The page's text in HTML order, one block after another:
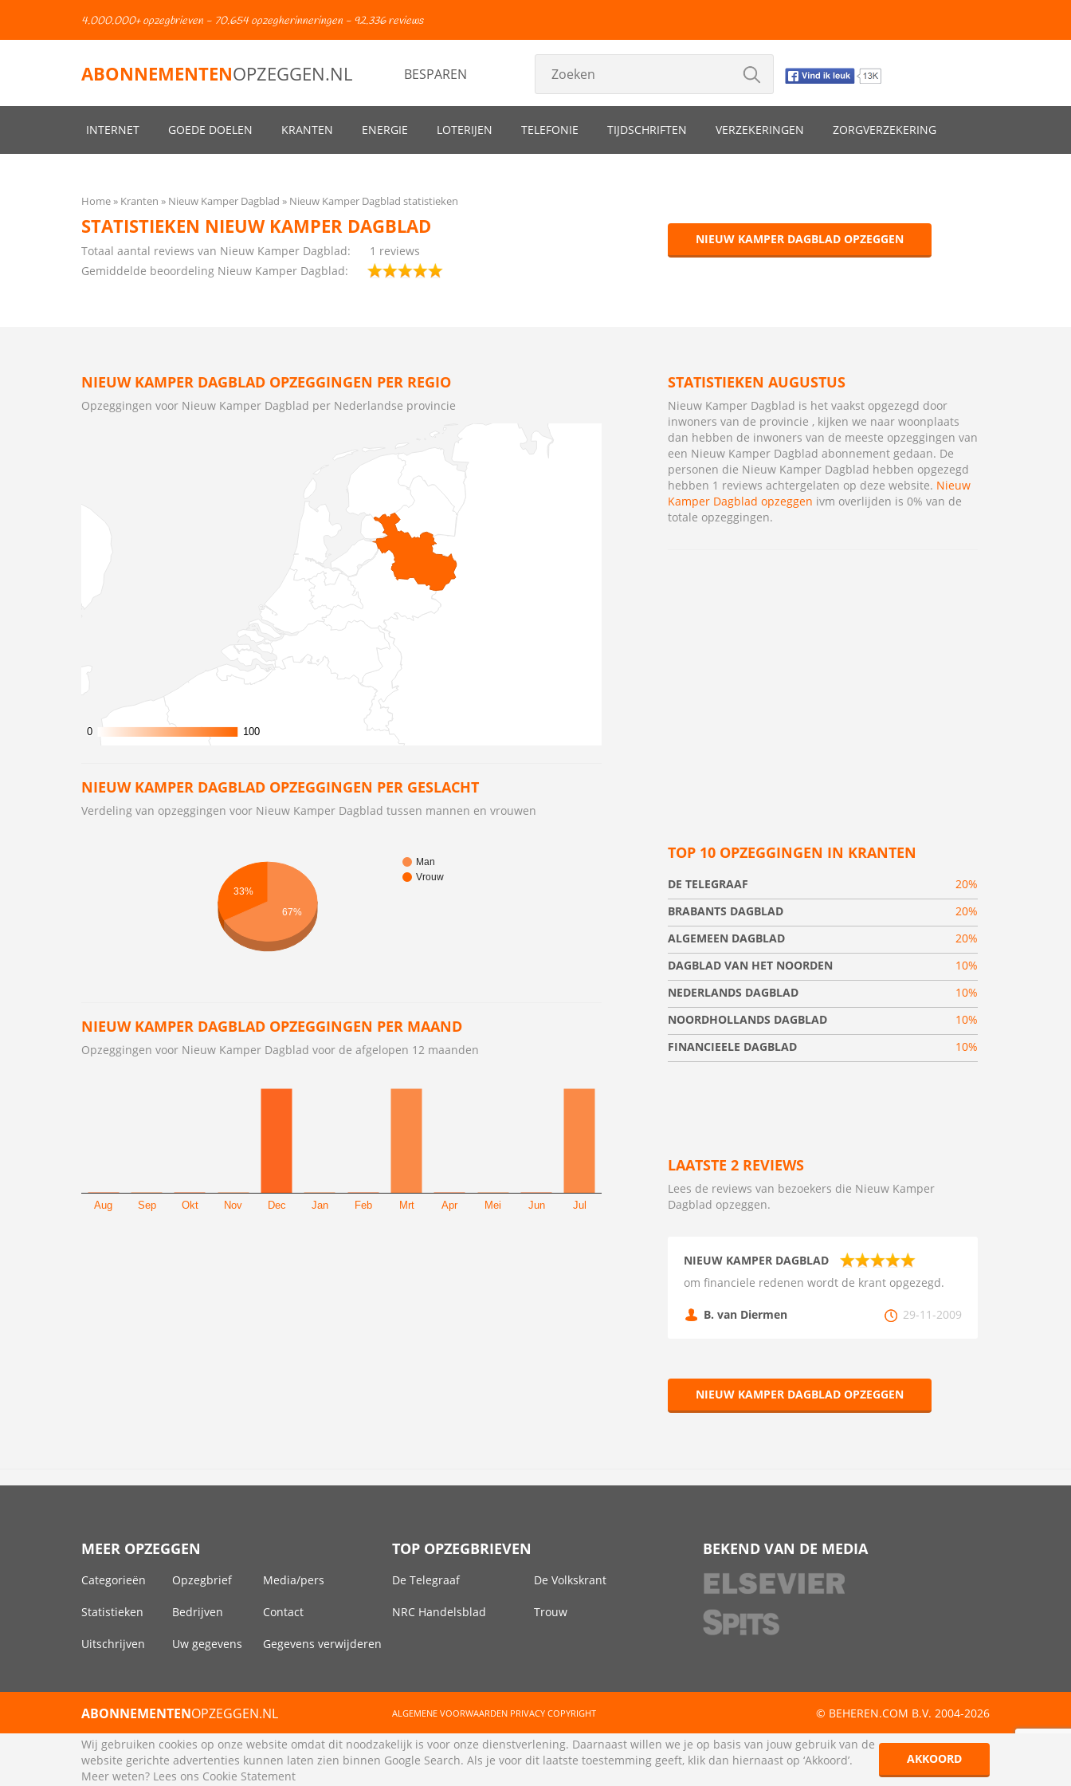
4.000.000+ opzegbrieven - 70.654 opzegherinneringen - 92.336 reviews
ABONNEMENTENOPZEGGEN.NL BESPAREN
INTERNET GOEDE DOELEN KRANTEN ENERGIE LOTERIJEN TELEFONIE TIJDSCHRIFTEN VERZEKERINGEN ZORGVERZEKERING
Home Kranten Nieuw Kamper Dagblad Nieuw Kamper Dagblad statistieken
STATISTIEKEN NIEUW KAMPER DAGBLAD
Totaal aantal reviews van Nieuw Kamper Dagblad:
1 reviews
Gemiddelde beoordeling Nieuw Kamper Dagblad:
NIEUW KAMPER DAGBLAD OPZEGGEN
NIEUW KAMPER DAGBLAD OPZEGGINGEN PER REGIO
Opzeggingen voor Nieuw Kamper Dagblad per Nederlandse provincie
0
0 100
100
NIEUW KAMPER DAGBLAD OPZEGGINGEN PER GESLACHT
Verdeling van opzeggingen voor Nieuw Kamper Dagblad tussen mannen en vrouwen
Man
Vrouw
33%
67%
NIEUW KAMPER DAGBLAD OPZEGGINGEN PER MAAND
Opzeggingen voor Nieuw Kamper Dagblad voor de afgelopen 12 maanden
Aug Sep Okt Nov Dec Jan Feb Mrt Apr Mei Jun Jul
STATISTIEKEN AUGUSTUS
Nieuw Kamper Dagblad is het vaakst opgezegd door
inwoners van de provincie , kijken we naar woonplaats
dan hebben de inwoners van de meeste opzeggingen van
een Nieuw Kamper Dagblad abonnement gedaan. De
personen die Nieuw Kamper Dagblad hebben opgezegd
hebben 1 reviews achtergelaten op deze website. Nieuw
Kamper Dagblad opzeggen ivm overlijden is 0% van de
totale opzeggingen.
TOP 10 OPZEGGINGEN IN KRANTEN
DE TELEGRAAF
20%
BRABANTS DAGBLAD
20%
ALGEMEEN DAGBLAD
20%
DAGBLAD VAN HET NOORDEN
10%
NEDERLANDS DAGBLAD
10%
NOORDHOLLANDS DAGBLAD
10%
FINANCIEELE DAGBLAD
10%
LAATSTE 2 REVIEWS
Lees de reviews van bezoekers die Nieuw Kamper
Dagblad opzeggen.
NIEUW KAMPER DAGBLAD
om financiele redenen wordt de krant opgezegd.
B. van Diermen 29-11-2009
NIEUW KAMPER DAGBLAD OPZEGGEN
MEER OPZEGGEN
Categorieën Opzegbrief Media/pers
Statistieken Bedrijven Contact
Uitschrijven Uw gegevens Gegevens verwijderen
TOP OPZEGBRIEVEN
De Telegraaf De Volkskrant
NRC Handelsblad Trouw
BEKEND VAN DE MEDIA
ABONNEMENTENOPZEGGEN.NL ALGEMENE VOORWAARDEN PRIVACY COPYRIGHT © BEHEREN.COM B.V. 2004-2026
Wij gebruiken cookies op onze website omdat dit noodzakelijk is voor onze dienstverlening. Daarnaast willen we je op basis van jouw gebruik van de
website gerichte advertenties kunnen laten zien binnen Google Search. Als je voor dit laatste toestemming geeft, klik dan hiernaast op ‘Akkoord’.
Meer weten? Lees ons Cookie Statement
AKKOORD